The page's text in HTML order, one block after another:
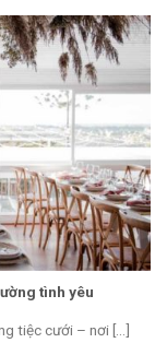
tình yêu
tiệc cưới – nơi [...]